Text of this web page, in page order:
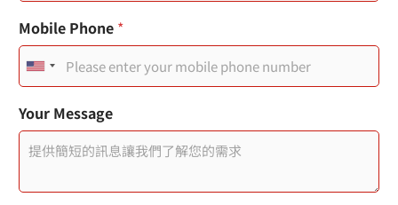
期
戳
記
N
a
m
e
Mobile Phone *
U
i
t
e
Your Message